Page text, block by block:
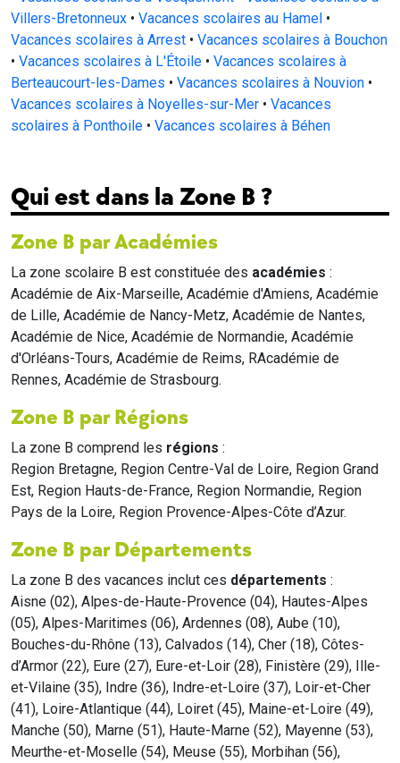
Villers-Bretonneux • Vacances scolaires au Hamel •
Vacances scolaires à Arrest • Vacances scolaires à Bouchon
• Vacances scolaires à L'Étoile • Vacances scolaires à
Berteaucourt-les-Dames • Vacances scolaires à Nouvion •
Vacances scolaires à Noyelles-sur-Mer • Vacances
scolaires à Ponthoile • Vacances scolaires à Béhen
Qui est dans la Zone B ?
Zone B par Académies
La zone scolaire B est constituée des académies :
Académie de Aix-Marseille, Académie d'Amiens, Académie
de Lille, Académie de Nancy-Metz, Académie de Nantes,
Académie de Nice, Académie de Normandie, Académie
d'Orléans-Tours, Académie de Reims, RAcadémie de
Rennes, Académie de Strasbourg.
Zone B par Régions
La zone B comprend les régions :
Region Bretagne, Region Centre-Val de Loire, Region Grand
Est, Region Hauts-de-France, Region Normandie, Region
Pays de la Loire, Region Provence-Alpes-Côte d’Azur.
Zone B par Départements
La zone B des vacances inclut ces départements :
Aisne (02), Alpes-de-Haute-Provence (04), Hautes-Alpes
(05), Alpes-Maritimes (06), Ardennes (08), Aube (10),
Bouches-du-Rhône (13), Calvados (14), Cher (18), Côtes-
d’Armor (22), Eure (27), Eure-et-Loir (28), Finistère (29), Ille-
et-Vilaine (35), Indre (36), Indre-et-Loire (37), Loir-et-Cher
(41), Loire-Atlantique (44), Loiret (45), Maine-et-Loire (49),
Manche (50), Marne (51), Haute-Marne (52), Mayenne (53),
Meurthe-et-Moselle (54), Meuse (55), Morbihan (56),